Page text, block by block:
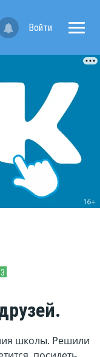
Войти
школы. Решили